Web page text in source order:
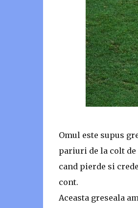
Omul este supus
pariuri de la colt
cand pierde si
cont.
Aceasta greseala